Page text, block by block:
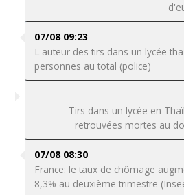
07/08 09:23
L'auteur des tirs dans un lycée
personnes au total (police)
Tirs dans un lycée en
retrouvées mortes au
07/08 08:30
France: le taux de chômage
8,3% au deuxième trimestre